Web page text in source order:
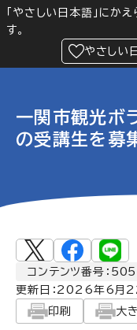
「やさしい日本語」にか
す。
やさしい
一関市観光ボ
の受講生を募
コンテンツ番号：
更新日： 2026年6月
印刷
大